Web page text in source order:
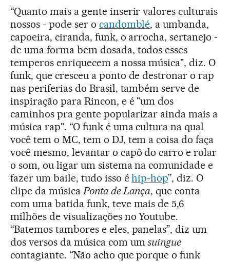
“Quanto mais a gente inserir valores culturais
nossos - pode ser o candomblé, a umbanda,
capoeira, ciranda, funk, o arrocha, sertanejo -
de uma forma bem dosada, todos esses
temperos enriquecem a nossa música", diz. O
funk, que cresceu a ponto de destronar o rap
nas periferias do Brasil, também serve de
inspiração para Rincon, e é "um dos
caminhos pra gente popularizar ainda mais a
música rap". “O funk é uma cultura na qual
você tem o MC, tem o DJ, tem a coisa do faça
você mesmo, levantar o capô do carro e rolar
o som, ou ligar um sistema na comunidade e
fazer um baile, tudo isso éhip-hop”, diz. O
clipe da músicaPonta de Lança, que conta
com uma batida funk, teve mais de 5,6
milhões de visualizações no Youtube.
“Batemos tambores e eles, panelas”, diz um
dos versos da música com umsuingue
contagiante. “Não acho que porque o funk